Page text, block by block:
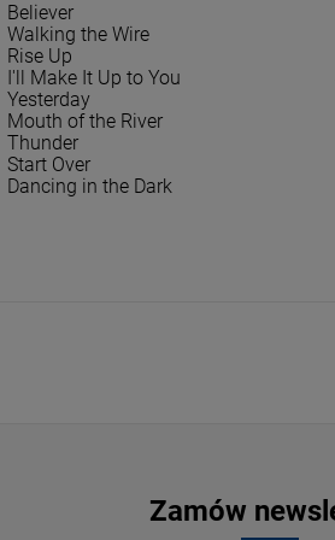
II (PREMIUM
TRACKS)
zł
MADONNA -
Believer
Walking the Wire
Rise Up
I'll Make It Up to You
Yesterday
Mouth of the River
Thunder
Start Over
Dancing in the Dark
Zamów